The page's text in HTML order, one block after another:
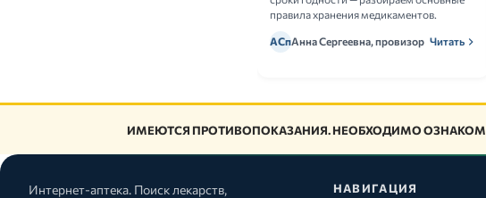
правила хранения медикаментов.
АСпАнна Сергеевна, провизор Читать
ИМЕЮТСЯ ПРОТИВОПОКАЗАНИЯ. НЕОБХОДИМО
Интернет-аптека. Поиск лекарств,
НАВИГАЦИЯ